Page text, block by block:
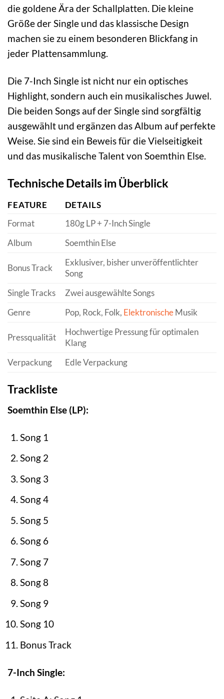
die goldene Ära der Schallplatten. Die kleine
Größe der Single und das klassische Design
machen sie zu einem besonderen Blickfang in
jeder Plattensammlung.
Die 7-Inch Single ist nicht nur ein optisches
Highlight, sondern auch ein musikalisches Juwel.
Die beiden Songs auf der Single sind sorgfältig
ausgewählt und ergänzen das Album auf perfekte
Weise. Sie sind ein Beweis für die Vielseitigkeit
und das musikalische Talent von Soemthin Else.
Technische Details im Überblick
FEATURE
DETAILS
Format
180g LP + 7-Inch Single
Album
Soemthin Else
Bonus Track
Exklusiver, bisher unveröffentlichter
Song
Single Tracks
Zwei ausgewählte Songs
Genre
Pop, Rock, Folk, ElektronischeMusik
Pressqualität
Hochwertige Pressung für optimalen
Klang
Verpackung
Edle Verpackung
Trackliste
Soemthin Else (LP):
Song 1
Song 2
Song 3
Song 4
Song 5
Song 6
Song 7
Song 8
Song 9
Song 10
Bonus Track
7-Inch Single: